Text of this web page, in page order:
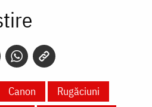
Canon
Rugăciuni